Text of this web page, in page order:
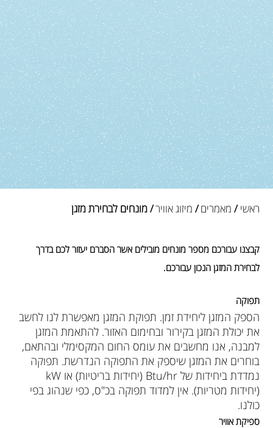
ראשי / מאמרים/ מיזוג אוויר/ מונחים לבחירת מזגן
קבצנו עבורכם מספר מונחים מובילים אשר הסברם יעזור לכם בדרך
לבחירת המזגן הנכון עבורכם.
תפוקה
הספק המזגן ליחידת זמן. תפוקת המזגן מאפשרת לנו לחשב
את יכולת המזגן בקירור ובחימום האזור. להתאמת המזגן
למבנה, אנו מחשבים את עומס החום המקסימלי ובהתאם,
בוחרים את המזגן שיספק את התפוקה הנדרשת. תפוקה
נמדדת ביחידות של Btu/hr (יחידות בריטיות) או kW
(יחידות מטריות). אין למדוד תפוקה בכ"ס, כפי שנהוג בפי
כולנו.
ספיקת אוויר